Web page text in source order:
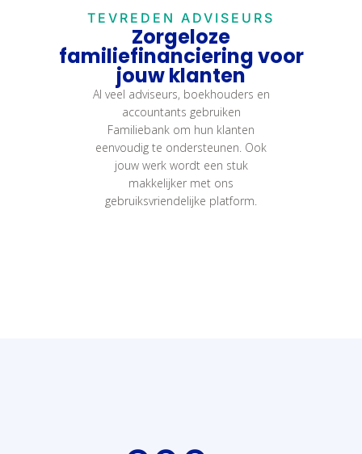
TEVREDEN ADVISEURS
Zorgeloze
familiefinanciering voor
jouw klanten
Al veel adviseurs, boekhouders en
accountants gebruiken
Familiebank om hun klanten
eenvoudig te ondersteunen. Ook
jouw werk wordt een stuk
makkelijker met ons
gebruiksvriendelijke platform.